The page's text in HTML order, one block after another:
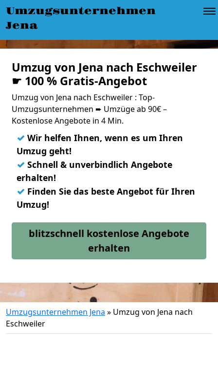
Umzugsunternehmen
Jena
Umzug von Jena nach Eschweiler
☛ 100 % Gratis-Angebot
Umzug von Jena nach Eschweiler : Top-
Umzugsunternehmen ➨ Umzüge ab 90€ –
Kostenlose Angebote in 4 Min.
✓ Wir helfen Ihnen, wenn es um Ihren
Umzug geht!
✓ Schnell & unverbindlich Angebote
erhalten!
✓ Finden Sie das beste Angebot für Ihren
Umzug!
blitzschnell kostenlose Angebote
erhalten
Umzugsunternehmen Jena » Umzug von Jena nach
Eschweiler